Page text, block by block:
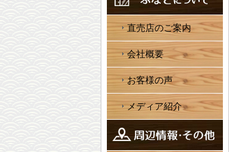
直売店のご案内
会社概要
お客様の声
メディア紹介